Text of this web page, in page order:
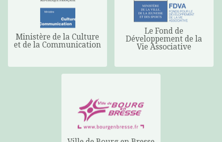
Ministère de la Culture
et de la Communication
Le Fond de
Développement de la
Vie Associative